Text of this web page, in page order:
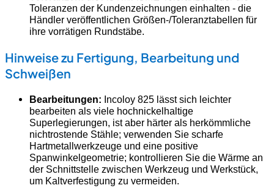
Toleranzen der Kundenzeichnungen einhalten - die
Händler veröffentlichen Größen-/Toleranztabellen für
ihre vorrätigen Rundstäbe.
Hinweise zu Fertigung, Bearbeitung und
Schweißen
Bearbeitungen: Incoloy 825 lässt sich leichter
bearbeiten als viele hochnickelhaltige
Superlegierungen, ist aber härter als herkömmliche
nichtrostende Stähle; verwenden Sie scharfe
Hartmetallwerkzeuge und eine positive
Spanwinkelgeometrie; kontrollieren Sie die Wärme an
der Schnittstelle zwischen Werkzeug und Werkstück,
um Kaltverfestigung zu vermeiden.